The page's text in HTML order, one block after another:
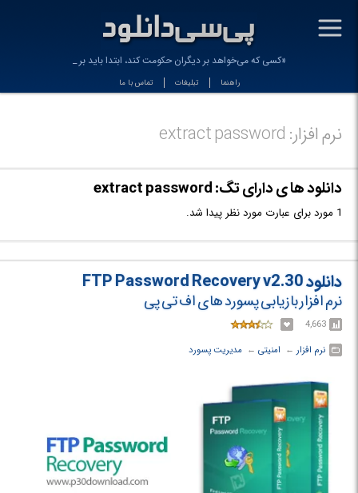
-
«کسی که می‌خواهد بر دیگران حکومت کند، ابتدا باید بر خو_
راهنما تبلیغات تماس با ما
نرم افزار: extract password
دانلود ها ی دارای تگ: extract password
1 مورد برای عبارت مورد نظر پیدا شد.
دانلود FTP Password Recovery v2.30
نرم افزار بازیابی پسورد های اف تی پی
4,663
نرم افزار ← ‏ امنیتی ← ‏ مدیریت پسورد